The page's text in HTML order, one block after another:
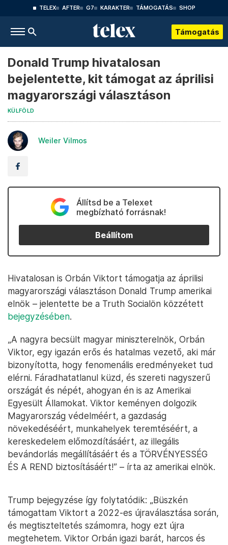
TELEX AFTER G7 KARAKTER TÁMOGATÁS SHOP
Támogatás
Donald Trump hivatalosan
bejelentette, kit támogat az áprilisi
magyarországi választáson
KÜLFÖLD
Weiler Vilmos
Állítsd be a Telexet
megbízható forrásnak!
Beállítom
Hivatalosan is Orbán Viktort támogatja az áprilisi
magyarországi választáson Donald Trump amerikai
elnök – jelentette be a Truth Socialön közzétett
bejegyzésében.
„A nagyra becsült magyar miniszterelnök, Orbán
Viktor, egy igazán erős és hatalmas vezető, aki már
bizonyította, hogy fenomenális eredményeket tud
elérni. Fáradhatatlanul küzd, és szereti nagyszerű
országát és népét, ahogyan én is az Amerikai
Egyesült Államokat. Viktor keményen dolgozik
Magyarország védelméért, a gazdaság
növekedéséért, munkahelyek teremtéséért, a
kereskedelem előmozdításáért, az illegális
bevándorlás megállításáért és a TÖRVÉNYESSÉG
ÉS A REND biztosításáért!” – írta az amerikai elnök.
Trump bejegyzése így folytatódik: „Büszkén
támogattam Viktort a 2022-es újraválasztása során,
és megtiszteltetés számomra, hogy ezt újra
megtehetem. Viktor Orbán igazi barát, harcos és